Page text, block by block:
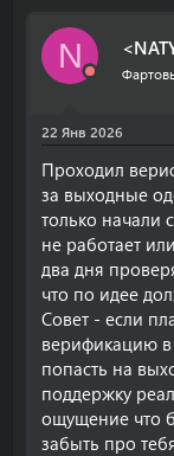
N
22 Янв 2026
Проходил
за выходные
только начали
не работает
два дня
что по идее
Совет - если
верификацию в
попасть на
поддержку
ощущение что
забыть про